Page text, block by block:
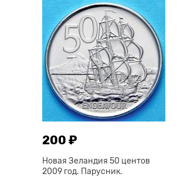
200 ₽
Новая Зеландия 50 центов
2009 год. Парусник.